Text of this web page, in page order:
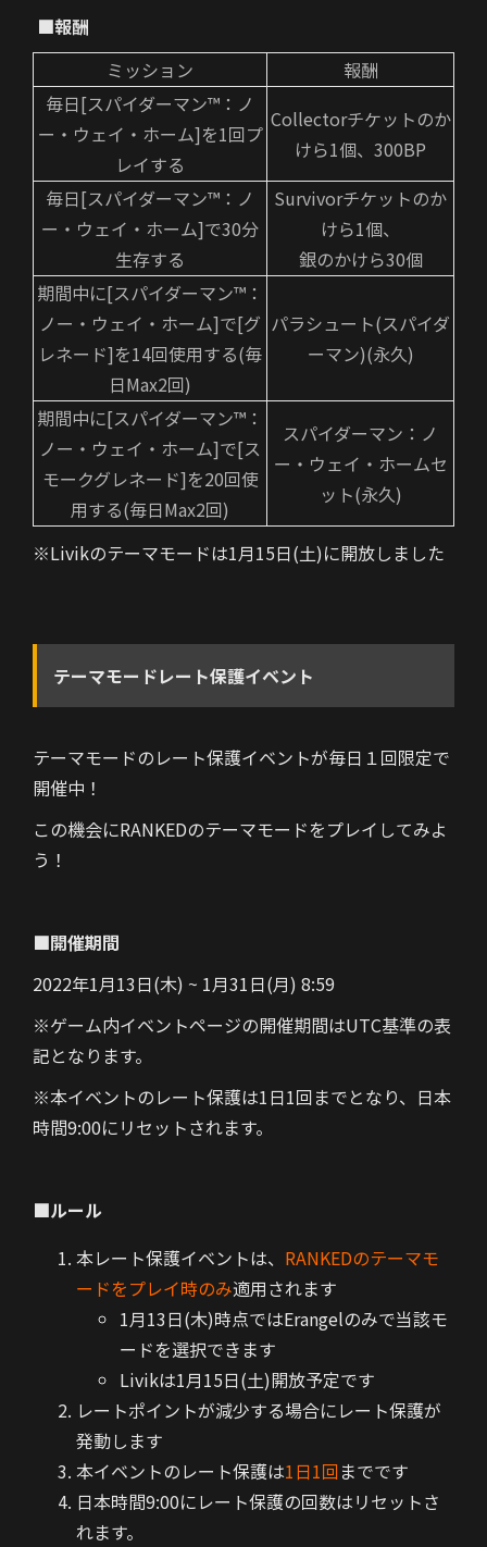
■報酬
ミッション
報酬
毎日[スパイダーマン™：ノ
ー・ウェイ・ホーム]を1回プ
レイする
Collectorチケットのか
けら1個、300BP
毎日[スパイダーマン™：ノ
ー・ウェイ・ホーム]で30分
生存する
Survivorチケットのか
けら1個、
銀のかけら30個
期間中に[スパイダーマン™：
ノー・ウェイ・ホーム]で[グ
レネード]を14回使用する(毎
日Max2回)
パラシュート(スパイダ
ーマン)(永久)
期間中に[スパイダーマン™：
ノー・ウェイ・ホーム]で[ス
モークグレネード]を20回使
用する(毎日Max2回)
スパイダーマン：ノ
ー・ウェイ・ホームセ
ット(永久)
※Livikのテーマモードは1月15日(土)に開放しました
テーマモードレート保護イベント
テーマモードのレート保護イベントが毎日１回限定で
開催中！
この機会にRANKEDのテーマモードをプレイしてみよ
う！
■開催期間
2022年1月13日(木) ~ 1月31日(月) 8:59
※ゲーム内イベントページの開催期間はUTC基準の表
記となります。
※本イベントのレート保護は1日1回までとなり、日本
時間9:00にリセットされます。
■ルール
本レート保護イベントは、 RANKEDのテーマモ
ードをプレイ時のみ適用されます
1月13日(木)時点ではErangelのみで当該モ
ードを選択できます
Livikは1月15日(土)開放予定です
レートポイントが減少する場合にレート保護が
発動します
本イベントのレート保護は1日1回までです
日本時間9:00にレート保護の回数はリセットさ
れます。